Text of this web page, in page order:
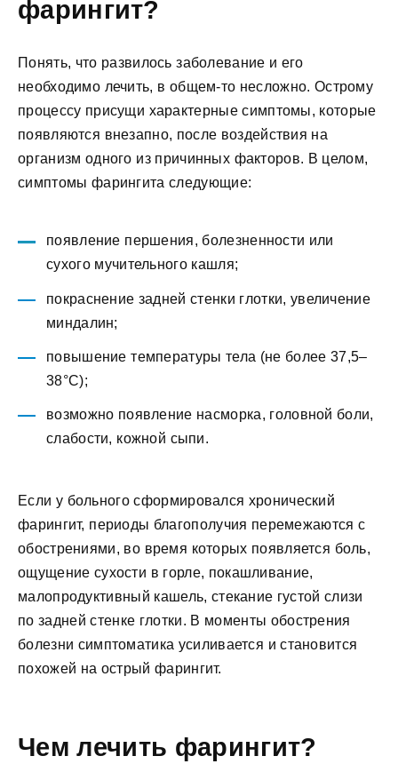
фарингит?
Понять, что развилось заболевание и его
необходимо лечить, в общем-то несложно. Острому
процессу присущи характерные симптомы, которые
появляются внезапно, после воздействия на
организм одного из причинных факторов. В целом,
симптомы фарингита следующие:
появление першения, болезненности или
сухого мучительного кашля;
покраснение задней стенки глотки, увеличение
миндалин;
повышение температуры тела (не более 37,5–
38°С);
возможно появление насморка, головной боли,
слабости, кожной сыпи.
Если у больного сформировался хронический
фарингит, периоды благополучия перемежаются с
обострениями, во время которых появляется боль,
ощущение сухости в горле, покашливание,
малопродуктивный кашель, стекание густой слизи
по задней стенке глотки. В моменты обострения
болезни симптоматика усиливается и становится
похожей на острый фарингит.
Чем лечить фарингит?